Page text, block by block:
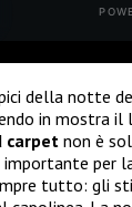
della notte
in mostra
carpet non è
importante per
tutto: gli